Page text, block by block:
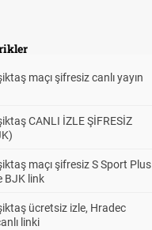
maçı şifresiz canlı yayın
CANLI İZLE ŞİFRESİZ
maçı şifresiz S Sport Plus
BJK link
ücretsiz izle, Hradec
linki